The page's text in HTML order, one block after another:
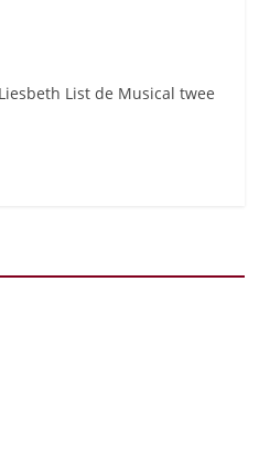
List de Musical twee